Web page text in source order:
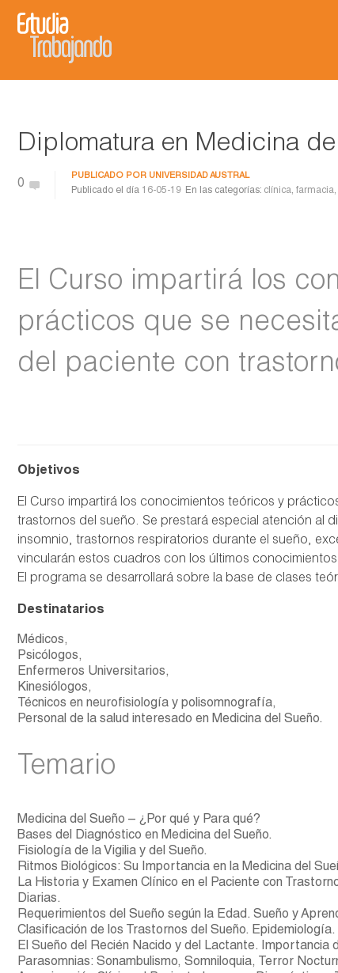
Diplomatura en Medicina
0
PUBLICADO POR UNIVERSIDAD AUSTRAL
Publicado el día 16-05-19 En las categorías: clínica, farmacia,
El Curso impartirá los
prácticos que se
del paciente con
Objetivos
El Curso impartirá los conocimientos teóricos y
trastornos del sueño. Se prestará especial atención al
insomnio, trastornos respiratorios durante el sueño,
vincularán estos cuadros con los últimos
El programa se desarrollará sobre la base de clases
Destinatarios
Médicos,
Psicólogos,
Enfermeros Universitarios,
Kinesiólogos,
Técnicos en neurofisiología y polisomnografía,
Personal de la salud interesado en Medicina del Sueño.
Temario
Medicina del Sueño – ¿Por qué y Para qué?
Bases del Diagnóstico en Medicina del Sueño.
Fisiología de la Vigilia y del Sueño.
Ritmos Biológicos: Su Importancia en la Medicina del
La Historia y Examen Clínico en el Paciente con
Diarias.
Requerimientos del Sueño según la Edad. Sueño y
Clasificación de los Trastornos del Sueño. Epidemiología.
El Sueño del Recién Nacido y del Lactante. Importancia
Parasomnias: Sonambulismo, Somniloquia, Terror